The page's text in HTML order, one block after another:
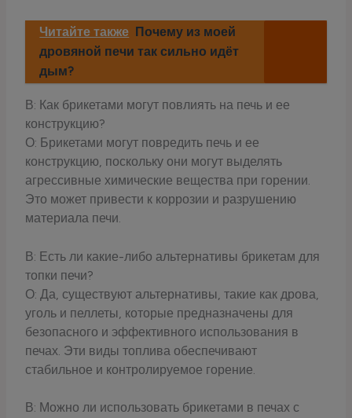
Читайте также Почему из моей
дровяной печи так сильно идёт
дым?
В: Как брикетами могут повлиять на печь и ее
конструкцию?
О: Брикетами могут повредить печь и ее
конструкцию, поскольку они могут выделять
агрессивные химические вещества при горении.
Это может привести к коррозии и разрушению
материала печи.
В: Есть ли какие-либо альтернативы брикетам для
топки печи?
О: Да, существуют альтернативы, такие как дрова,
уголь и пеллеты, которые предназначены для
безопасного и эффективного использования в
печах. Эти виды топлива обеспечивают
стабильное и контролируемое горение.
В: Можно ли использовать брикетами в печах с